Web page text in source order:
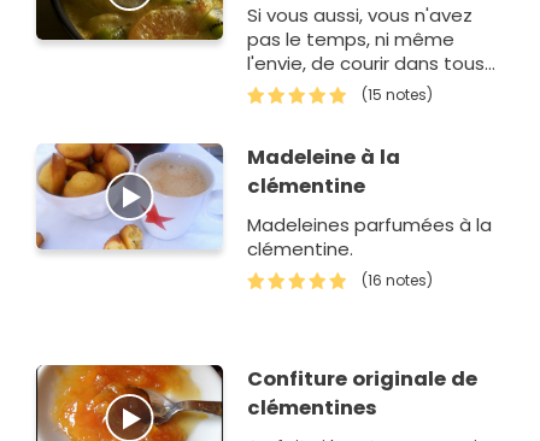
Si vous aussi, vous n'avez
pas le temps, ni même
l'envie, de courir dans tous
les sens, faites votre
réserve de fruits surgelés.
dessert, s…
(15 notes)
Madeleine à la
clémentine
Madeleines parfumées à la
clémentine.
(16 notes)
Confiture originale de
clémentines